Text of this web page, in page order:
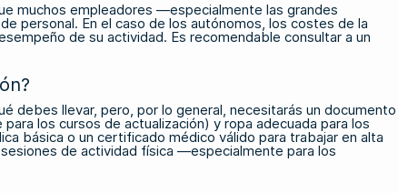
muchos empleadores —especialmente las grandes
personal. En el caso de los autónomos, los costes de la
de su actividad. Es recomendable consultar a un
debes llevar, pero, por lo general, necesitarás un documento
los cursos de actualización) y ropa adecuada para los
básica o un certificado médico válido para trabajar en alta
de actividad física —especialmente para los